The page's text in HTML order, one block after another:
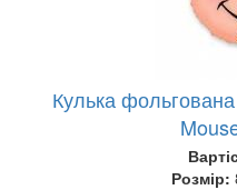
Кулька
Розмір: